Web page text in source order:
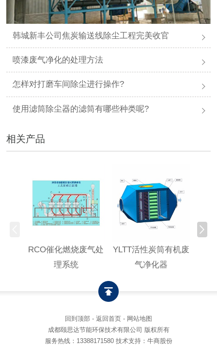
韩城新丰公司焦炭输送线除尘工程完美收官
喷漆废气净化的处理方法
怎样对打磨车间除尘进行操作?
使用滤筒除尘器的滤筒有哪些种类呢?
相关产品
RCO催化燃烧废气处
理系统
YLTT活性炭筒有机废
气净化器
回到顶部 - 返回首页 - 网站地图
成都颐思达节能环保技术有限公司 版权所有
服务热线： 13388171580 技术支持：牛商股份